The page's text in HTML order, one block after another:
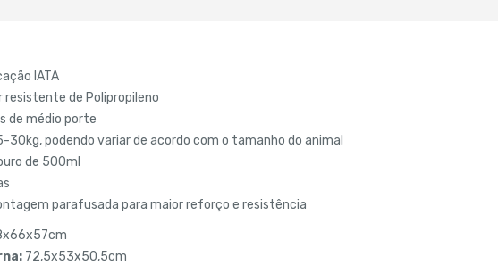
IATA
resistente de Polipropileno
de médio porte
30kg, podendo variar de acordo com o tamanho do animal
de 500ml
parafusada para maior reforço e resistência
72,5x53x50,5cm